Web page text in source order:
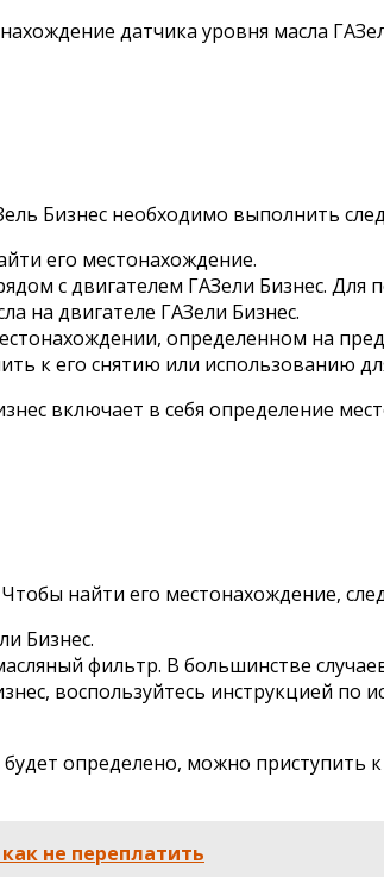
датчика уровня масла
Бизнес необходимо выполнить
его местонахождение.
с двигателем ГАЗели Бизнес.
на двигателе ГАЗели Бизнес.
определенном на
к его снятию или использованию
включает в себя определение
найти его местонахождение,
Бизнес.
фильтр. В большинстве
воспользуйтесь инструкцией
определено, можно
не переплатить